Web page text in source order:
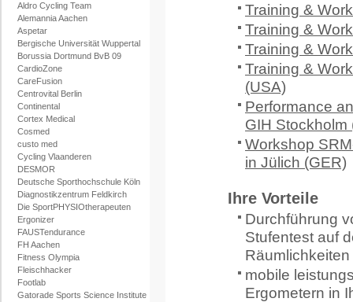
Aldro Cycling Team
Alemannia Aachen
Aspetar
Bergische Universität Wuppertal
Borussia Dortmund BvB 09
CardioZone
CareFusion
Centrovital Berlin
Continental
Cortex Medical
Cosmed
custo med
Cycling Vlaanderen
DESMOR
Deutsche Sporthochschule Köln
Diagnostikzentrum Feldkirch
Die SportPHYSIOtherapeuten
Ergonizer
FAUSTendurance
FH Aachen
Fitness Olympia
Fleischhacker
Footlab
Gatorade Sports Science Institute
Training &
Training &
Training &
Training &
(USA)
Performance
GIH Stockholm
Workshop
in Jülich (GER)
Ihre Vorteile
Durchführung
Stufentest auf
mobile
Ergometern in